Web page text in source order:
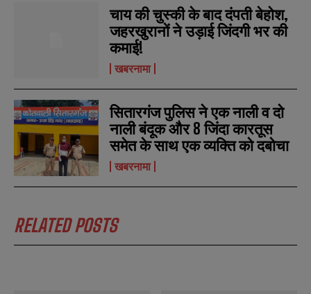
SUBMIT
SUBMIT
चाय की चुस्की के बाद दंपती बेहोश,
जहरखुरानों ने उड़ाई जिंदगी भर की
कमाई!
खबरनामा
सितारगंज पुलिस ने एक नाली व दो
नाली बंदूक और 8 जिंदा कारतूस
समेत के साथ एक व्यक्ति को दबोचा
खबरनामा
RELATED POSTS